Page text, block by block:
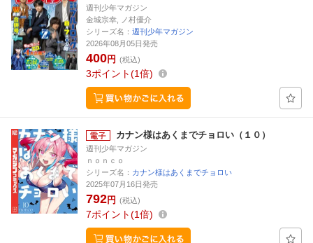
週刊少年マガジン
金城宗幸, ノ村優介
シリーズ名： 週刊少年マガジン
2026年08月05日発売
400円 (税込)
3ポイント 1倍
カナン様はあくまでチョロい（１０）
週刊少年マガジン
ｎｏｎｃｏ
シリーズ名： カナン様はあくまでチョロい
2025年07月16日発売
792円 (税込)
7ポイント 1倍